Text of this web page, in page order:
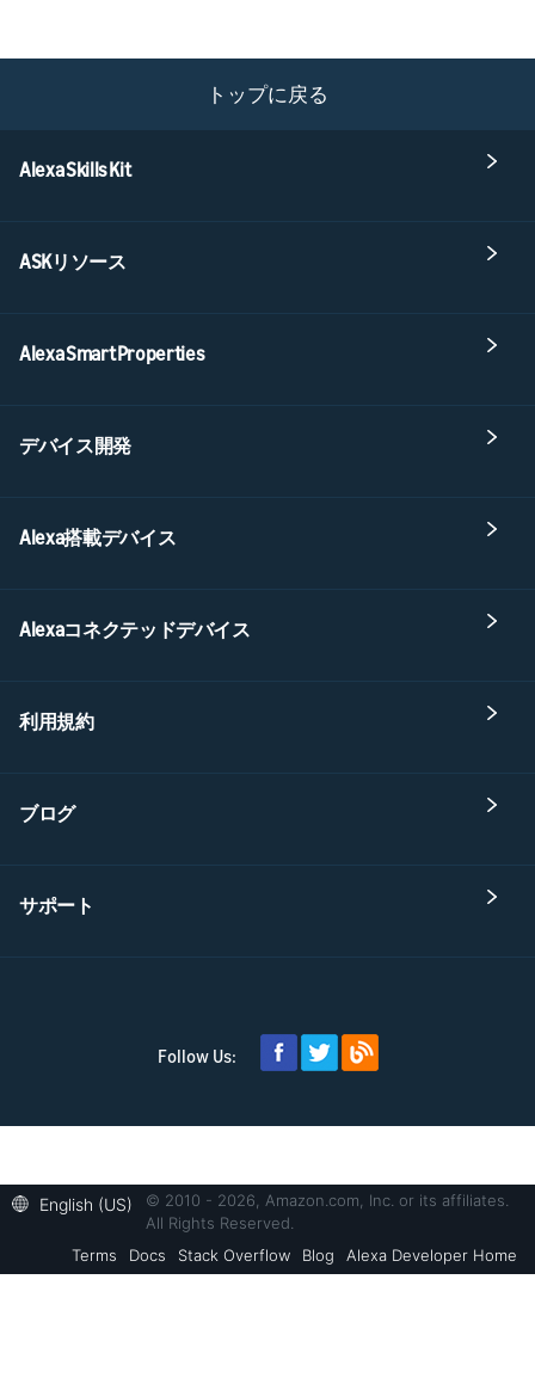
トップに戻る
Alexa Skills Kit
ASKリソース
Alexa Smart Properties
デバイス開発
Alexa搭載デバイス
Alexaコネクテッドデバイス
利用規約
ブログ
サポート
Follow Us:
English (US)
© 2010 - 2026, Amazon.com, Inc. or its affiliates.
All Rights Reserved.
Terms
Docs Stack Overflow Blog Alexa Developer Home